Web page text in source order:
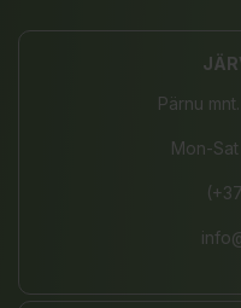
Pärnu
Mon-Sat